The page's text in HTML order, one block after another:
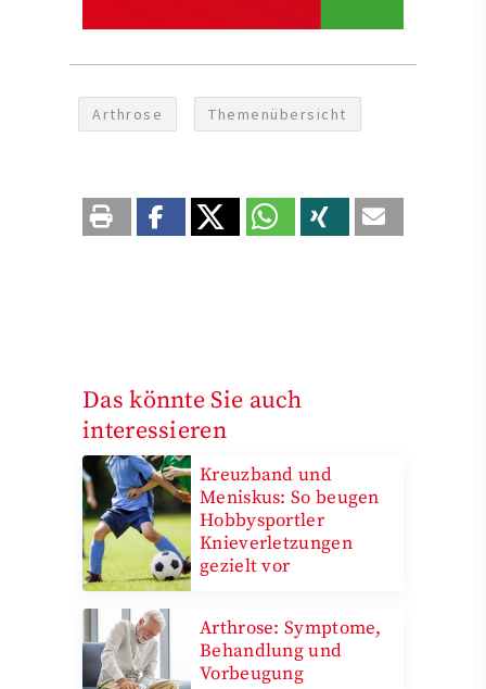
Arthrose Themenübersicht
Das könnte Sie auch
interessieren
Kreuzband und
Meniskus: So beugen
Hobbysportler
Knieverletzungen
gezielt vor
Arthrose: Symptome,
Behandlung und
Vorbeugung